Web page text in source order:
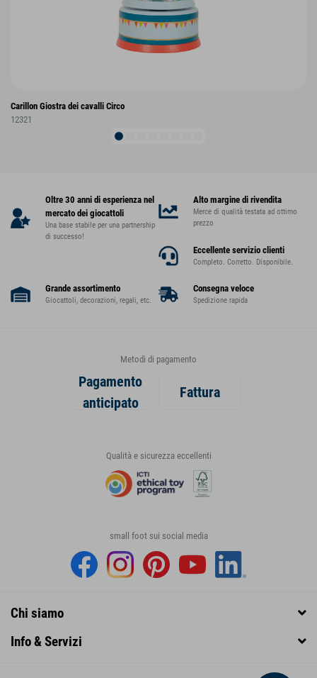
Carillon Giostra dei cavalli Circo
12321
Oltre 30 anni di esperienza nel
mercato dei giocattoli
Una base stabile per una partnership
di successo!
Alto margine di rivendita
Merce di qualità testata ad ottimo
prezzo
Eccellente servizio clienti
Completo. Corretto. Disponibile.
Grande assortimento
Giocattoli, decorazioni, regali, etc.
Consegna veloce
Spedizione rapida
Metodi di pagamento
Pagamento
anticipato
Fattura
Qualità e sicurezza eccellenti
small foot sui social media
Chi siamo
Info & Servizi